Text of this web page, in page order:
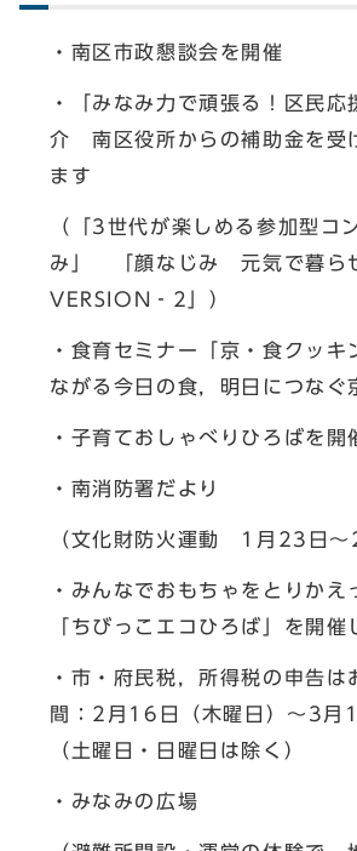
・南区市政懇談会を開催
・「みなみ力で頑張る！区民応
介 南区役所からの補助金を受
ます
（「3世代が楽しめる参加型コ
み」 「顔なじみ 元気で暮ら
VERSION‐2」）
・食育セミナー「京・食クッキ
ながる今日の食，明日につなぐ
・子育ておしゃべりひろばを開
・南消防署だより
（文化財防火運動 1月23日～
・みんなでおもちゃをとりか
「ちびっこエコひろば」を開催
・市・府民税，所得税の申告
間：2月16日（木曜日）～3月
（土曜日・日曜日は除く）
・みなみの広場